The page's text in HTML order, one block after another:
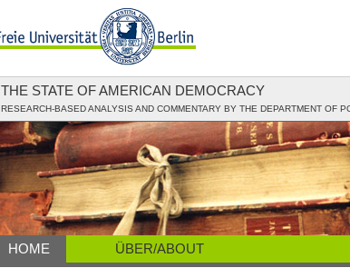
THE STATE OF AMERICAN DEMOCRACY
RESEARCH-BASED ANALYSIS AND COMMENTARY BY THE DEPARTMENT OF
HOME ÜBER/ABOUT